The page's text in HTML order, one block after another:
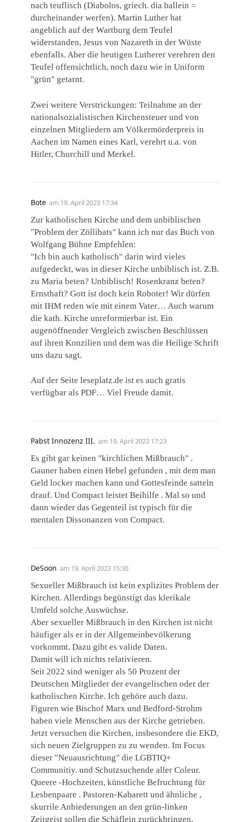
nach teuflisch (Diabolos, griech. dia ballein =
durcheinander werfen). Martin Luther hat
angeblich auf der Wartburg dem Teufel
widerstanden, Jesus von Nazareth in der Wüste
ebenfalls. Aber die heutigen Lutherer verehren den
Teufel offensichtlich, noch dazu wie in Uniform
"grün" getarnt.
Zwei weitere Verstrickungen: Teilnahme an der
nationalsozialistischen Kirchensteuer und von
einzelnen Mitgliedern am Völkermörderpreis in
Aachen im Namen eines Karl, verehrt u.a. von
Hitler, Churchill und Merkel.
Bote am 19. April 2023 17:34
Zur katholischen Kirche und dem unbiblischen
"Problem der Zöllibats" kann ich nur das Buch von
Wolfgang Bühne Empfehlen:
"Ich bin auch katholisch" darin wird vieles
aufgedeckt, was in dieser Kirche unbiblisch ist. Z.B.
zu Maria beten? Unbiblisch! Rosenkranz beten?
Ernsthaft? Gott ist doch kein Roboter! Wir dürfen
mit IHM reden wie mit einem Vater… Auch warum
die kath. Kirche unreformierbar ist. Ein
augenöffnender Vergleich zwischen Beschlüssen
auf ihren Konzilien und dem was die Heilige Schrift
uns dazu sagt.
Auf der Seite leseplatz.de ist es auch gratis
verfügbar als PDF… Viel Freude damit.
Pabst Innozenz III. am 19. April 2023 17:23
Es gibt gar keinen "kirchlichen Mißbrauch" .
Gauner haben einen Hebel gefunden , mit dem man
Geld locker machen kann und Gottesfeinde satteln
drauf. Und Compact leistet Beihilfe . Mal so und
dann wieder das Gegenteil ist typisch für die
mentalen Dissonanzen von Compact.
DeSoon am 19. April 2023 15:30
Sexueller Mißbrauch ist kein explizites Problem der
Kirchen. Allerdings begünstigt das klerikale
Umfeld solche Auswüchse.
Aber sexueller Mißbrauch in den Kirchen ist nicht
häufiger als er in der Allgemeinbevölkerung
vorkommt. Dazu gibt es valide Daten.
Damit will ich nichts relativieren.
Seit 2022 sind weniger als 50 Prozent der
Deutschen Mitglieder der evangelischen oder der
katholischen Kirche. Ich gehöre auch dazu.
Figuren wie Bischof Marx und Bedford-Strohm
haben viele Menschen aus der Kirche getrieben.
Jetzt versuchen die Kirchen, insbesondere die EKD,
sich neuen Zielgruppen zu zu wenden. Im Focus
dieser "Neuausrichtung" die LGBTIQ+
Communitiy. und Schutzsuchende aller Coleur.
Queere -Hochzeiten, künstliche Befruchtung für
Lesbenpaare . Pastoren-Kabarett und ähnliche ,
skurrile Anbiederungen an den grün-linken
Zeitgeist sollen die Schäflein zurückbringen.